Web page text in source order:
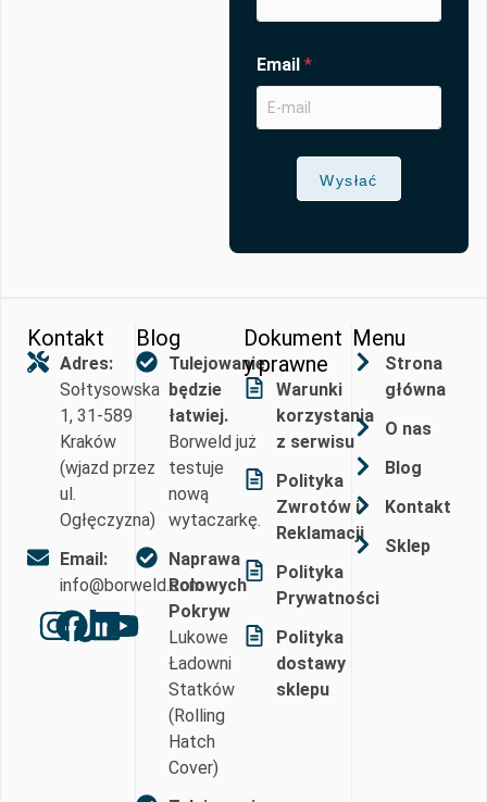
Email*
Wysłać
Kontakt
Adres:
Sołtysowska
1, 31-589
Kraków
(wjazd przez
ul.
Ogłęczyzna)
Email:
info@borweld.com
Blog
Tulejowanie
będzie
łatwiej.
Borweld już
testuje
nową
wytaczarkę.
Naprawa
Rolowych
Pokryw
Lukowe
Ładowni
Statków
(Rolling
Hatch
Cover)
Dokument
y prawne
Warunki
korzystania
z serwisu
Polityka
Zwrotów i
Reklamacji
Polityka
Prywatności
Polityka
dostawy
sklepu
Menu
Strona
główna
O nas
Blog
Kontakt
Sklep